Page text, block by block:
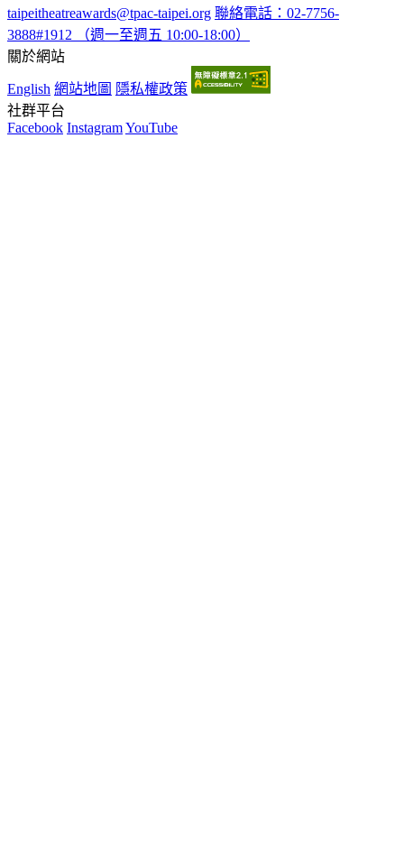
taipeitheatreawards@tpac-taipei.org 聯絡電話：02-7756-
3888#1912 （週一至週五 10:00-18:00）
關於網站
English 網站地圖 隱私權政策
社群平台
Facebook InstagramYouTube